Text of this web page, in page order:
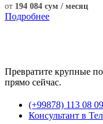
от 194 084 сум / месяц
Подробнее
Превратите крупные
прямо сейчас.
(+99878) 113 08 09
Консультант в